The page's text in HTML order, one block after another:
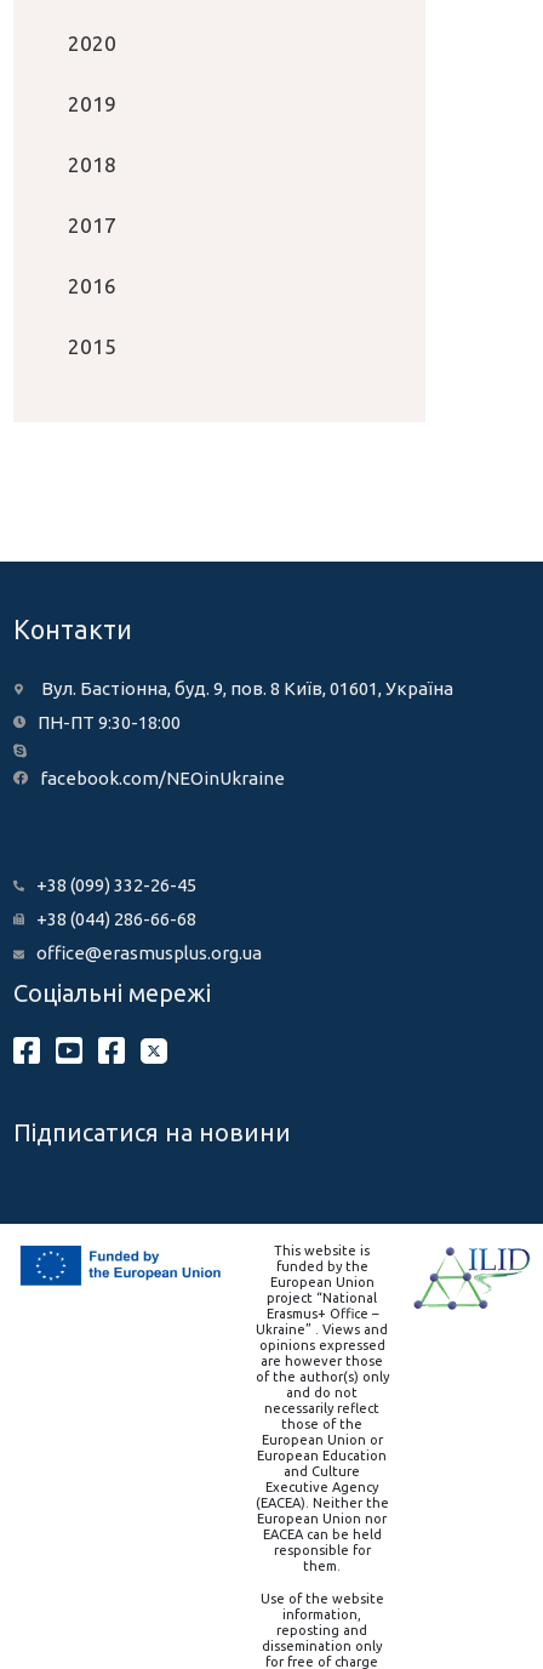
2020
2019
2018
2017
2016
2015
Контакти
Вул. Бастіонна, буд. 9, пов. 8 Київ, 01601, Україна
ПН-ПТ 9:30-18:00
facebook.com/NEOinUkraine
+38 (099) 332-26-45
+38 (044) 286-66-68
office@erasmusplus.org.ua
Соціальні мережі
Підписатися на новини
This website is
funded by the
European Union
project “National
Erasmus+ Office –
Ukraine” . Views and
opinions expressed
are however those
of the author(s) only
and do not
necessarily reflect
those of the
European Union or
European Education
and Culture
Executive Agency
(EACEA). Neither the
European Union nor
EACEA can be held
responsible for
them.
Use of the website
information,
reposting and
dissemination only
for free of charge